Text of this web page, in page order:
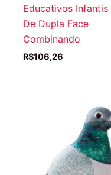
Educativos Infantis
De Dupla Face
Combinando
R$106,26